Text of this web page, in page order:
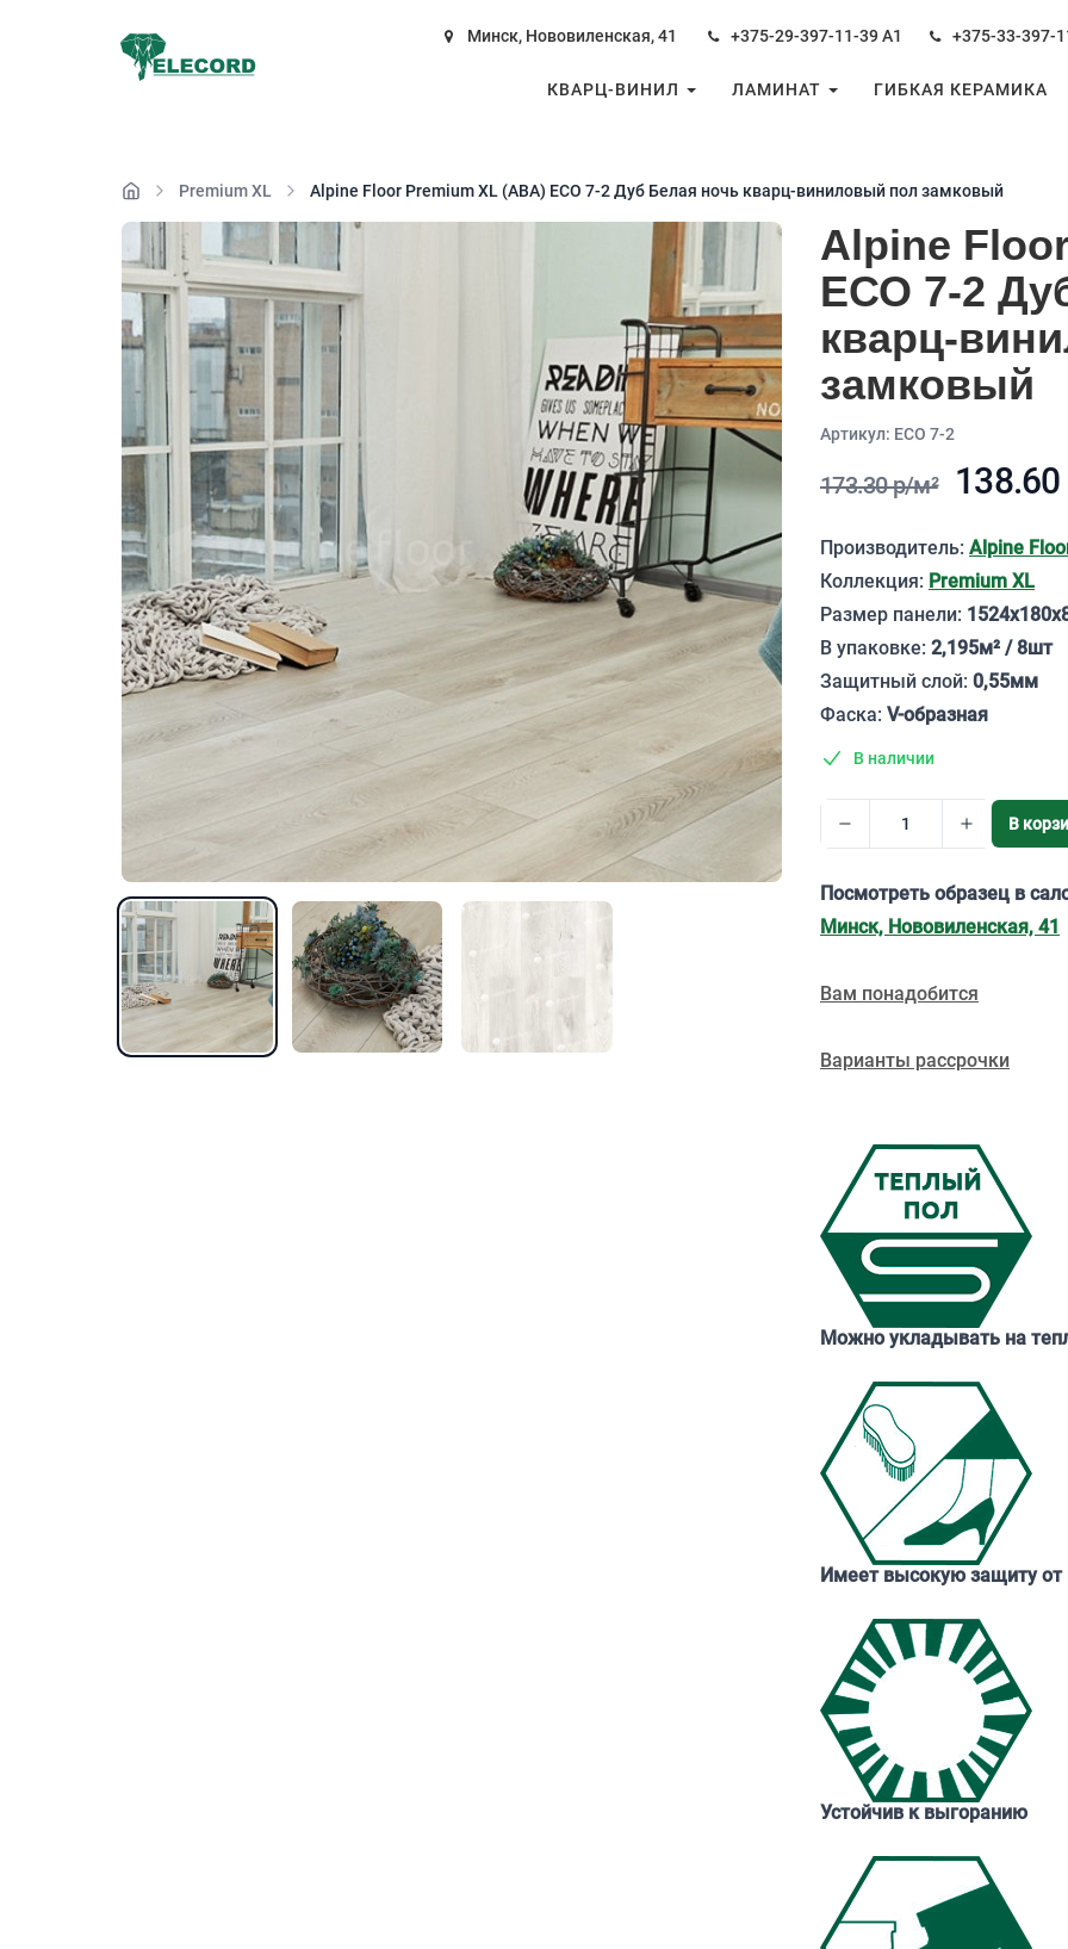
Минск, Нововиленская, 41 +375-29-397-11-39А1 +375-33-397-
КВАРЦ-ВИНИЛ ЛАМИНАТ ГИБКАЯ КЕРАМИКА
Premium XL Alpine Floor Premium XL (ABA) ЕСО 7-2 Дуб Белая ночь кварц-виниловый пол замковый
Alpine
ЕСО 7-2
кварц-
замковый
Aртикул: ЕСО 7-2
173.30 р/м²
Описание
Производитель: Alpine
Коллекция: Premium XL
Размер панели:
В упаковке: 2,195м² / 8шт
Защитный слой: 0,55мм
Фаска: V-образная
В наличии
В
Посмотреть образец в
Минск, Нововиленская, 41
Вам понадобится
Варианты рассрочки
Можно укладывать на
Имеет высокую защиту от
Устойчив к выгоранию